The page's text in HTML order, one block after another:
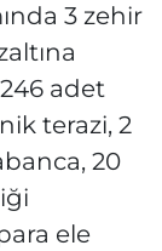
3 zehir
adet
terazi, 2
20
ele